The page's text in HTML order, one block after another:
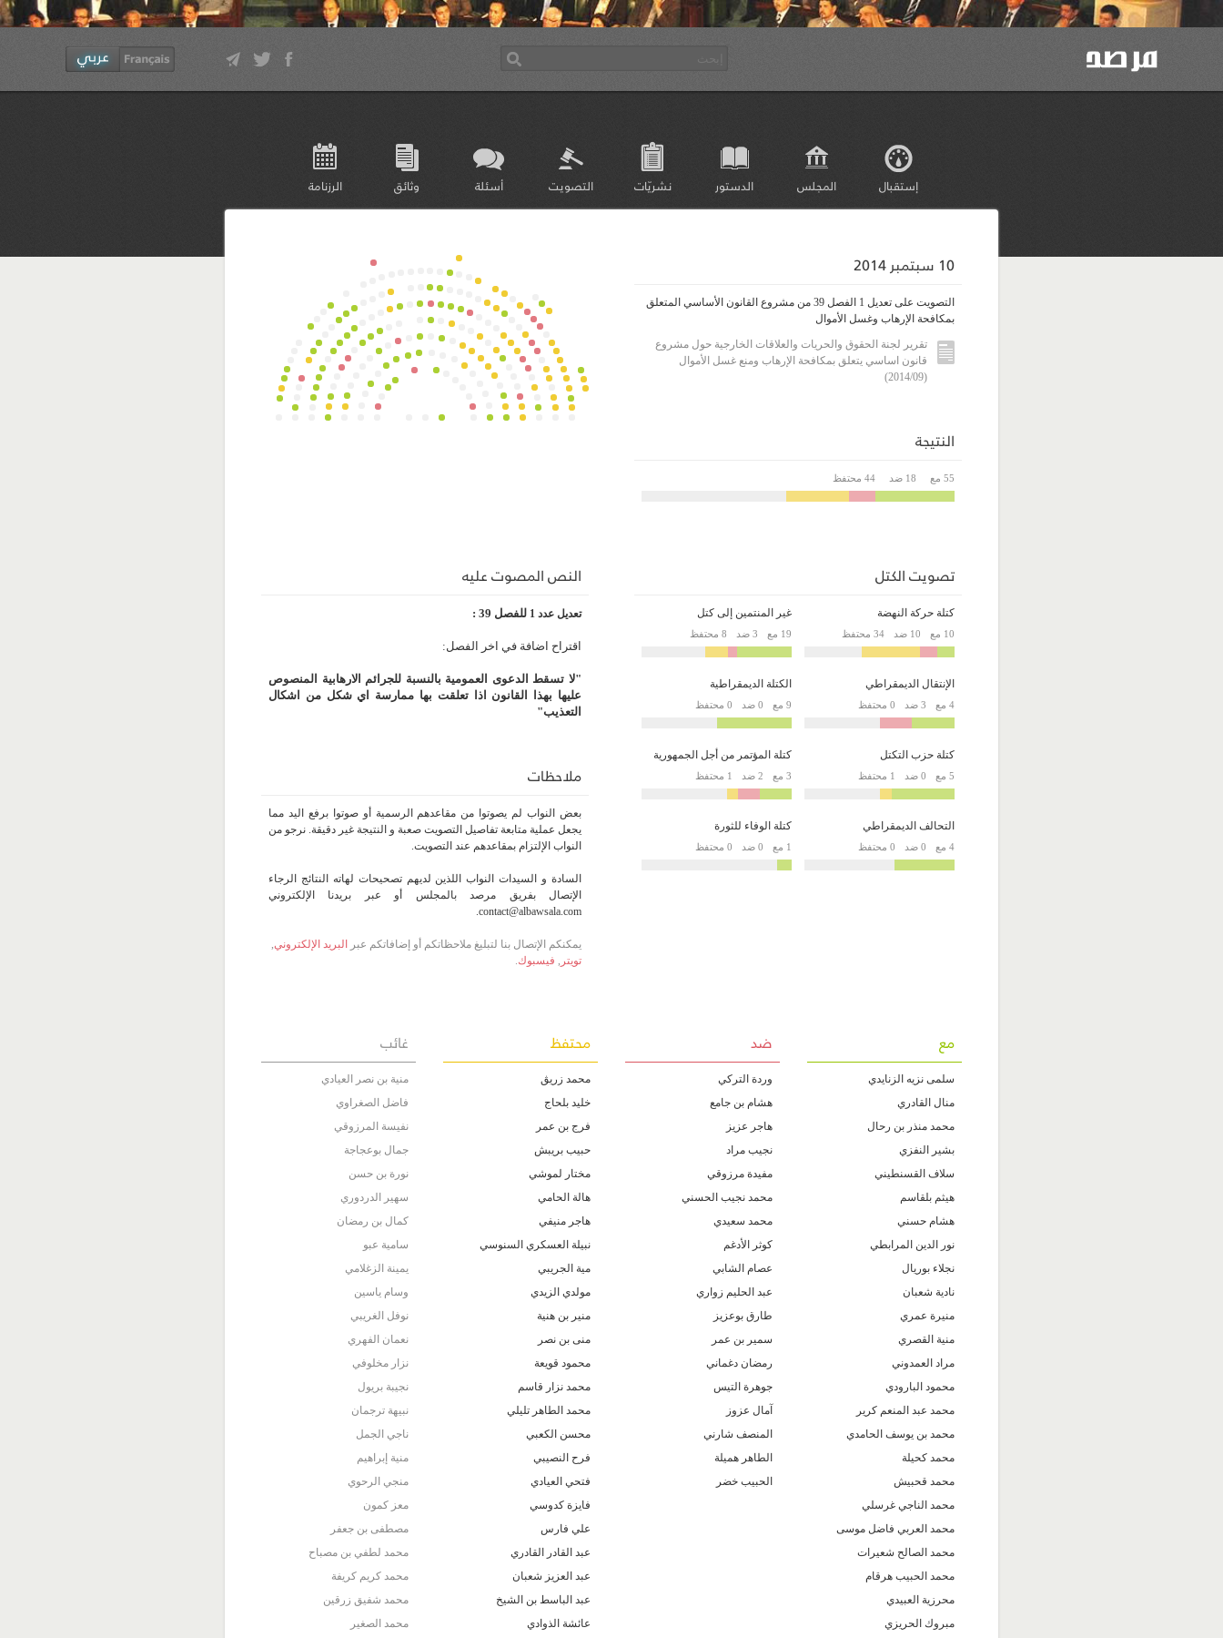
إستقبال المجلس الدستور نشريّات التصويت أسئلة وثائق الرزنامة
10 سبتمبر 2014
التصويت على تعديل 1 الفصل 39 من مشروع القانون الأساسي المتعلق
بمكافحة الإرهاب وغسل الأموال
تقرير لجنة الحقوق والحريات والعلاقات الخارجية حول مشروع
قانون اساسي يتعلق بمكافحة الإرهاب ومنع غسل الأموال
(2014/09)
النتيجة
55 مع 18 ضد 44 محتفظ
تصويت الكتل
كتلة حركة النهضة
10 مع 10 ضد 34 محتفظ
غير المنتمين إلى كتل
19 مع 3 ضد 8 محتفظ
الإنتقال الديمقراطي
4 مع 3 ضد 0 محتفظ
الكتلة الديمقراطية
9 مع 0 ضد 0 محتفظ
كتلة حزب التكتل
5 مع 0 ضد 1 محتفظ
كتلة المؤتمر من أجل الجمهورية
3 مع 2 ضد 1 محتفظ
التحالف الديمقراطي
4 مع 0 ضد 0 محتفظ
كتلة الوفاء للثورة
1 مع 0 ضد 0 محتفظ
النص المصوت عليه
تعديل عدد 1 للفصل 39 :
اقتراح اضافة في اخر الفصل:
"لا تسقط الدعوى العمومية بالنسبة للجرائم الارهابية المنصوص
عليها بهذا القانون اذا تعلقت بها ممارسة اي شكل من اشكال
التعذيب"
ملاحظات
بعض النواب لم يصوتوا من مقاعدهم الرسمية أو صوتوا برفع اليد مما
يجعل عملية متابعة تفاصيل التصويت صعبة و النتيجة غير دقيقة. نرجو من
النواب الإلتزام بمقاعدهم عند التصويت.
السادة و السيدات النواب اللذين لديهم تصحيحات لهاته النتائج الرجاء
الإتصال بفريق مرصد بالمجلس أو عبر بريدنا الإلكتروني
contact@albawsala.com.
يمكنكم الإتصال بنا لتبليغ ملاحظاتكم أو إضافاتكم عبر البريد الإلكتروني,
تويتر , فيسبوك.
مع
سلمى نزيه الزنايدي
منال القادري
محمد منذر بن رحال
بشير النفزي
سلاف القسنطيني
هيثم بلقاسم
هشام حسني
نور الدين المرابطي
نجلاء بوريال
نادية شعبان
منيرة عمري
منية القصري
مراد العمدوني
محمود البارودي
محمد عبد المنعم كرير
محمد بن يوسف الحامدي
محمد كحيلة
محمد قحبيش
محمد الناجي غرسلي
محمد العربي فاضل موسى
محمد الصالح شعيرات
محمد الحبيب هرقام
محرزية العبيدي
مبروك الحريزي
ضد
وردة التركي
هشام بن جامع
هاجر عزيز
نجيب مراد
مفيدة مرزوقي
محمد نجيب الحسني
محمد سعيدي
كوثر الأدغم
عصام الشابي
عبد الحليم زواري
طارق بوعزيز
سمير بن عمر
رمضان دغماني
جوهرة التيس
آمال عزوز
المنصف شارني
الطاهر هميلة
الحبيب خضر
محتفظ
محمد زريڨ
خليد بلحاج
فرج بن عمر
حبيب بريبش
مختار لموشي
هالة الحامي
هاجر منيفي
نبيلة العسكري السنوسي
مية الجريبي
مولدي الزيدي
منير بن هنية
منى بن نصر
محمود قويعة
محمد نزار قاسم
محمد الطاهر تليلي
محسن الكعبي
فرح النصيبي
فتحي العيادي
فايزة كدوسي
علي فارس
عبد القادر القادري
عبد العزيز شعبان
عبد الباسط بن الشيخ
عائشة الذوادي
غائب
منية بن نصر العيادي
فاضل الصغراوي
نفيسة المرزوقي
جمال بوعجاجة
نورة بن حسن
سهير الدردوري
كمال بن رمضان
سامية عبو
يمينة الزغلامي
وسام ياسين
نوفل الغريبي
نعمان الفهري
نزار مخلوفي
نجيبة بريول
نبيهة ترجمان
ناجي الجمل
منية إبراهيم
منجي الرحوي
معز كمون
مصطفى بن جعفر
محمد لطفي بن مصباح
محمد كريم كريفة
محمد شفيق زرقين
محمد الصغير